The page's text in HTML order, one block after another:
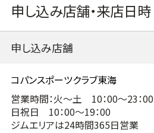
申し込み店舗・来店日時
申し込み店舗
営業時間：火～土 10：00～23：00
日祝日 10：00～19：00
ジムエリアは24時間365日営業